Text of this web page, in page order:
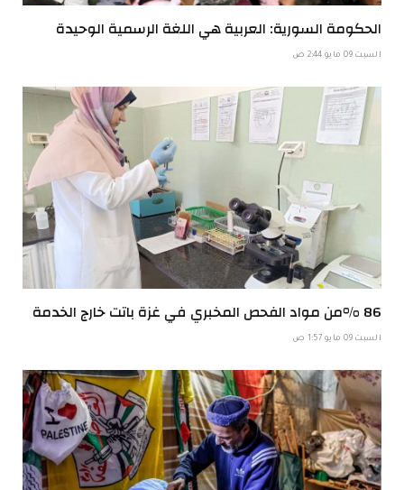
الحكومة السورية: العربية هي اللغة الرسمية الوحيدة
السبت 09 مايو 2:44 ص
86 %من مواد الفحص المخبري في غزة باتت خارج الخدمة
السبت 09 مايو 1:57 ص